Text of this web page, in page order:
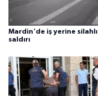
Mardin'de iş yerine silahlı
saldırı